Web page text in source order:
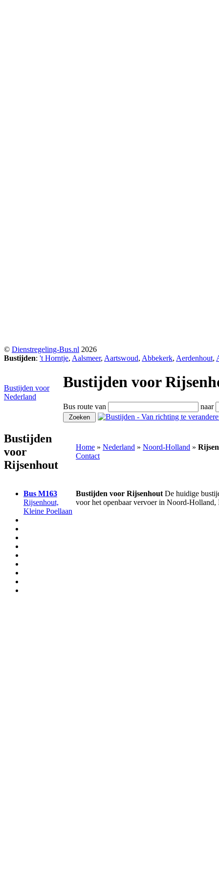
© Dienstregeling-Bus.nl 2026
Bustijden: 't Horntje, Aalsmeer, Aartswoud, Abbekerk, Aerdenhout,
Bustijden voor
Nederland
Bustijden voor
Bus route van naar
Bustijden
voor
Rijsenhout
Home » Nederland » Noord-Holland »
Contact
Bus M163
Rijsenhout,
Kleine Poellaan
Bustijden voor Rijsenhout De huidige
voor het openbaar vervoer in Noord-Holland,